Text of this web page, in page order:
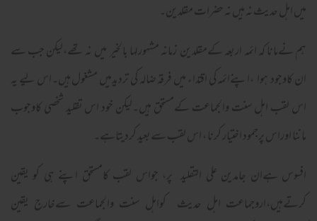
میں اہل حدیث نہ ہیں نہ حضرات مقلدین۔
ہم نےمانا کہ ائمہ اربعہ کےمقلدین زمانہ مشہورلہا بالخیر میں نہ تھے،لیکن جب سے
ان کاوجود ہوا ،اپنےائمہ کی اقتداء میں فرقہ ضالہ کی تردیدمیں مشغول ہیں۔اس لیے یہ
اس لقب اہل سنت والجماعت کےمستحق ہیں۔لیکن خود اس تقلید شخصی کاوجوب
ماننا اوراس پرجمود اختیار کرنا ، اس لقب سےبعید کردیتاہے۔
افسوس ہےان جامدین علی التقلید پر، جواس لقب کامستحق اپنے ہی کو یقین
کرتےہیں،اروجماعت اہل حدیث کواہل سنت والجماعت سےخارج یقین